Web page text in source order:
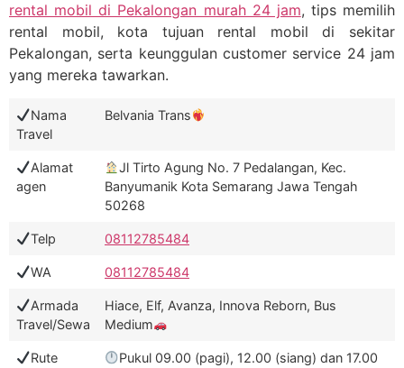
rental mobil di Pekalongan murah 24 jam, tips memilih
rental mobil, kota tujuan rental mobil di sekitar
Pekalongan, serta keunggulan customer service 24 jam
yang mereka tawarkan.
Nama
Travel
Belvania Trans
Alamat
agen
Jl Tirto Agung No. 7 Pedalangan, Kec.
Banyumanik Kota Semarang Jawa Tengah
50268
Telp 08112785484
WA 08112785484
Armada
Travel/Sewa
Hiace, Elf, Avanza, Innova Reborn, Bus
Medium
Rute
Pukul 09.00 (pagi), 12.00 (siang) dan 17.00